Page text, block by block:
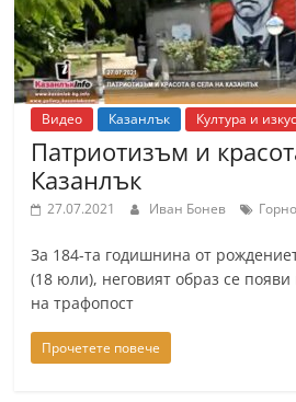
Видео Казанлък Култура и
Патриотизъм и
Казанлък
27.07.2021 Иван Бонев
За 184-та годишнина от
(18 юли), неговият образ се появи
на трафопост
Прочетете повече